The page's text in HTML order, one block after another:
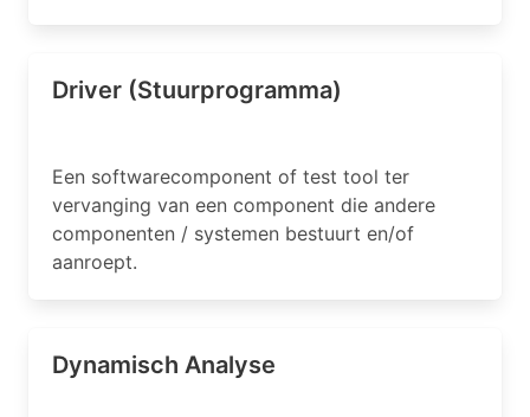
Driver (Stuurprogramma)
Een softwarecomponent of test tool ter
vervanging van een component die andere
componenten / systemen bestuurt en/of
aanroept.
Dynamisch Analyse